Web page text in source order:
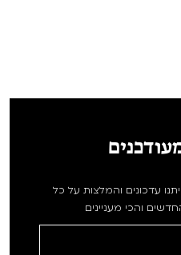
עדכונים והמלצות על כל
והכי מעניינים